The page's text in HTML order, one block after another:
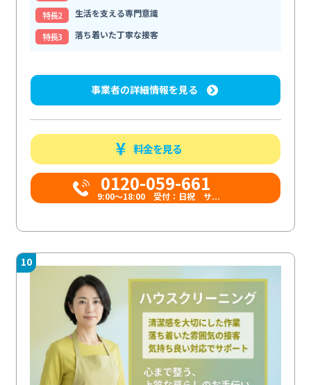
特⻑2
生活を支える専門意識
特⻑3
落ち着いた丁寧な接客
事業者の詳細情報を見る
料金を見る
0120-059-661
9:00〜18:00 受付：日祝 サ...
10